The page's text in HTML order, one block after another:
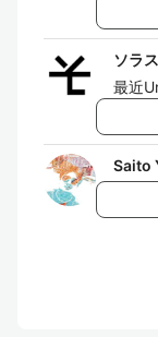
ソラ
最近
Saito